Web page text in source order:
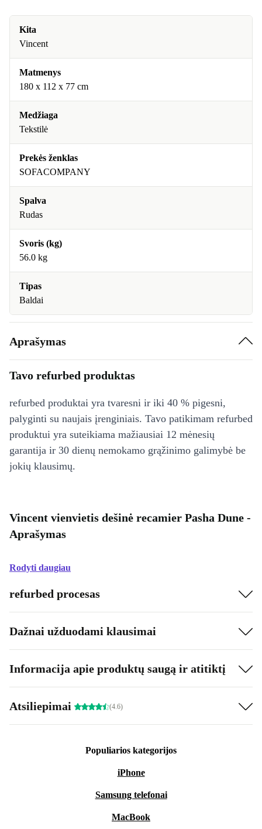
Kita
Vincent
Matmenys
180 x 112 x 77 cm
Medžiaga
Tekstilė
Prekės ženklas
SOFACOMPANY
Spalva
Rudas
Svoris (kg)
56.0 kg
Tipas
Baldai
Aprašymas
Tavo refurbed produktas
refurbed produktai yra tvaresni ir iki 40 % pigesni,
palyginti su naujais įrenginiais. Tavo patikimam refurbed
produktui yra suteikiama mažiausiai 12 mėnesių
garantija ir 30 dienų nemokamo grąžinimo galimybė be
jokių klausimų.
Vincent vienvietis dešinė recamier Pasha Dune -
Aprašymas
Rodyti daugiau
refurbed procesas
Dažnai užduodami klausimai
Informacija apie produktų saugą ir atitiktį
Atsiliepimai (4.6)
Populiarios kategorijos
iPhone
Samsung telefonai
MacBook